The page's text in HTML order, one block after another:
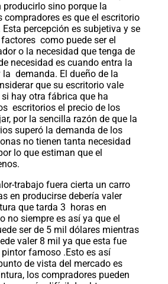
producirlo sino porque la
compradores es que el escritorio
percepción es subjetiva y se
como puede ser el
o la necesidad que tenga de
necesidad es cuando entra la
demanda. El dueño de la
que su escritorio vale
hay otra fábrica que ha
escritorios el precio de los
por la sencilla razón de que la
superó la demanda de los
no tienen tanta necesidad
lo que estiman que el
trabajo fuera cierta un carro
en producirse debería valer
que tarda 3 horas en
no siempre es así ya que el
ser de 5 mil dólares mientras
valer 8 mil ya que esta fue
famoso .Esto es así
de vista del mercado es
los compradores pueden